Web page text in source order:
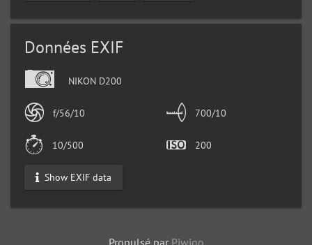
Données EXIF
NIKON D200
f/56/10 700/10
10/500 200
Show EXIF data